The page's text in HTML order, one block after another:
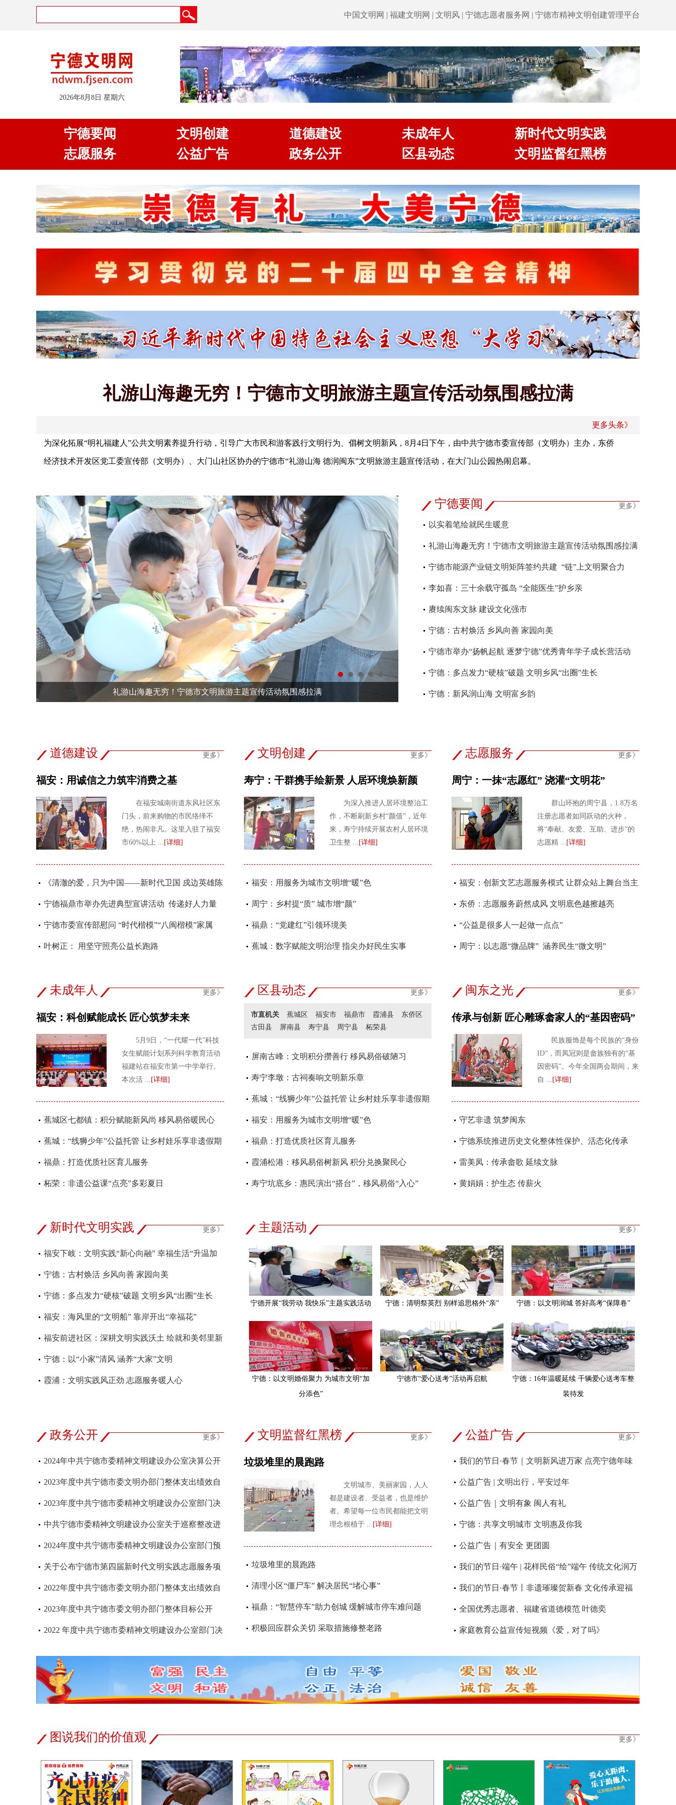
中国文明网 | 福建文明网 | 文明风 | 宁德志愿者服务网 | 宁德市精神文明创建管理平台
2026年8月8日 星期六
宁德要闻
志愿服务
文明创建
公益广告
道德建设
政务公开
未成年人
区县动态
新时代文明实践
文明监督红黑榜
礼游山海趣无穷！宁德市文明旅游主题宣传活动氛围感拉满
更多头条》
为深化拓展“明礼福建人”公共文明素养提升行动，引导广大市民和游客践行文明行为、倡树文明新风，8月4日下午，由中共宁德市委宣传部（文明办）主办，东侨
经济技术开发区党工委宣传部（文明办）、大门山社区协办的宁德市“礼游山海 德润闽东”文明旅游主题宣传活动，在大门山公园热闹启幕。
礼游山海趣无穷！宁德市文明旅游主题宣传活动氛围感拉满 宁德：古村焕活 乡风向善 家园向美
更多》
宁德要闻
以实着笔绘就民生暖意
礼游山海趣无穷！宁德市文明旅游主题宣传活动氛围感拉满
宁德市能源产业链文明矩阵签约共建 “链”上文明聚合力
李如喜：三十余载守孤岛 “全能医生”护乡亲
赓续闽东文脉 建设文化强市
宁德：古村焕活 乡风向善 家园向美
宁德市举办“扬帆起航 逐梦宁德”优秀青年学子成长营活动
宁德：多点发力“硬核”破题 文明乡风“出圈”生长
宁德：新风润山海 文明富乡韵
更多》
道德建设
福安：用诚信之力筑牢消费之基
在福安城南街道东风社区东
门头，前来购物的市民络绎不
绝，热闹非凡。这里入驻了福安
市60%以上 ... [详细]
《清澈的爱，只为中国——新时代卫国 戍边英雄陈
祥榕的故事》在宁德屏南首发
宁德福鼎市举办先进典型宣讲活动 传递好人力量
宁德市委宣传部慰问 “时代楷模”“八闽楷模”家属
叶树正： 用坚守照亮公益长跑路
更多》
文明创建
寿宁：干群携手绘新景 人居环境焕新颜
为深入推进人居环境整治工
作，不断刷新乡村“颜值”，​近年
来，寿宁持续开展农村人居环境
卫生整 ... [详细]
福安：用服务为城市文明增“暖”色
周宁：乡村提“质” 城市增“颜”
福鼎：“党建红”引领环境美
蕉城：数字赋能文明治理 指尖办好民生实事
更多》
志愿服务
周宁：一抹“志愿红” 浇灌“文明花”
群山环抱的周宁县，1.8万名
注册志愿者如同跃动的火种，
将“奉献、友爱、互助、进步”的
志愿精 ... [详细]
福安：创新文艺志愿服务模式 让群众站上舞台当主
角
东侨：志愿服务蔚然成风 文明底色越擦越亮
“公益是很多人一起做一点点”
周宁：以志愿“微品牌” 涵养民生“微文明”
更多》
未成年人
福安：科创赋能成长 匠心筑梦未来
5月9日，“一代耀一代”科技
女生赋能计划系列科学教育活动
福建站在福安市第一中学举行。
本次活 ... [详细]
蕉城区七都镇：积分赋能新风尚 移风易俗暖民心
蕉城：“线狮少年”公益托管 让乡村娃乐享非遗假期
福鼎：打造优质社区育儿服务
柘荣：非遗公益课“点亮”多彩夏日
更多》
区县动态
市直机关 蕉城区 福安市 福鼎市 霞浦县
东侨区
古田县
屏南县 寿宁县 周宁县 柘荣县
屏南古峰：文明积分攒善行 移风易俗破陋习
寿宁李墩：古祠奏响文明新乐章
蕉城：“线狮少年”公益托管 让乡村娃乐享非遗假期
福安：用服务为城市文明增“暖”色
福鼎：打造优质社区育儿服务
霞浦松港：移风易俗树新风 积分兑换聚民心
寿宁坑底乡：惠民演出“搭台”，移风易俗“入心”
更多》
闽东之光
传承与创新 匠心雕琢畲家人的“基因密码”
民族服饰是每个民族的“身份
ID”，而凤冠则是畲族独有的“基
因密码”。今年全国两会期间，来
自 ... [详细]
守艺非遗 筑梦闽东
宁德系统推进历史文化整体性保护、活态化传承
雷美凤：传承畲歌 延续文脉
黄娟娟：护生态 传薪火
更多》
新时代文明实践
福安下岐：文明实践“新心向融” 幸福生活“升温加
码”
宁德：古村焕活 乡风向善 家园向美
宁德：多点发力“硬核”破题 文明乡风“出圈”生长
福安：海风里的“文明船” 靠岸开出“幸福花”
福安前进社区：深耕文明实践沃土 绘就和美邻里新
风
宁德：以“小家”清风 涵养“大家”文明
霞浦：文明实践风正劲 志愿服务暖人心
更多》
主题活动
宁德开展“我劳动 我快乐”主题实践活动 宁德：清明祭英烈 别样追思格外“亲” 宁德：以文明润城 答好高考“保障卷”
宁德：以文明婚俗聚力 为城市文明“加
分添色”
宁德市“爱心送考”活动再启航
宁德：16年温暖延续 千辆爱心送考车整
装待发
更多》
政务公开
2024年中共宁德市委精神文明建设办公室决算公开
2023年度中共宁德市委文明办部门整体支出绩效自
评公开
2023年度中共宁德市委精神文明建设办公室部门决
算及本级、下属单位决算公开
中共宁德市委精神文明建设办公室关于巡察整改进
展情况的通报
2024年度中共宁德市委精神文明建设办公室部门预
算及本级、下属单位预算公开
关于公布宁德市第四届新时代文明实践志愿服务项
目大赛获奖项目的通知
2022年度中共宁德市委文明办部门整体支出绩效自
评公开
2023年度中共宁德市委文明办部门整体目标公开
2022 年度中共宁德市委精神文明建设办公室部门决
更多》
文明监督红黑榜
垃圾堆里的晨跑路
文明城市、美丽家园，人人
都是建设者、受益者，也是维护
者。希望每一位市民都能把文明
理念根植于 ... [详细]
垃圾堆里的晨跑路
清理小区“僵尸车” 解决居民“堵心事”
福鼎：“智慧停车”助力创城 缓解城市停车难问题
积极回应群众关切 采取措施修整老路
更多》
公益广告
我们的节日·春节｜文明新风进万家 点亮宁德年味
图
公益广告 | 文明出行，平安过年
公益广告｜文明有象 闽人有礼
宁德：共享文明城市 文明惠及你我
公益广告｜有安全 更团圆
我们的节日·端午 | 花样民俗“绘”端午 传统文化润万
家
我们的节日·春节丨非遗璀璨贺新春 文化传承迎福
年
全国优秀志愿者、福建省道德模范 叶德奕
家庭教育公益宣传短视频《爱，对了吗》
更多》
图说我们的价值观